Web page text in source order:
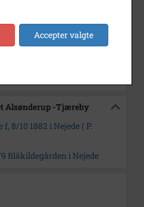
Alsønderup -
Alsønderup -Tjæreby
8/10 1882 i Nejede ( P.
Blåkildegården i Nejede
Accepter valgte